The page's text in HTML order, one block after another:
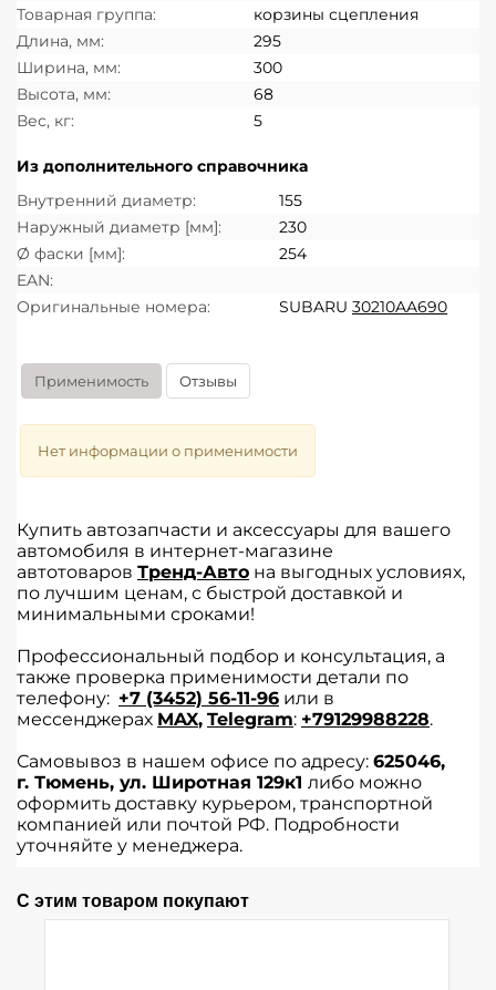
Товарная группа:
корзины сцепления
Длина, мм:
295
Ширина, мм:
300
Высота, мм:
68
Вес, кг:
5
Из дополнительного справочника
Внутренний диаметр:
155
Наружный диаметр [мм]:
230
Ø фаски [мм]:
254
EAN:
Оригинальные номера:
SUBARU 30210AA690
Применимость Отзывы
Нет информации о применимости
Купить автозапчасти и аксессуары для вашего
автомобиля в интернет-магазине
автотоваров Тренд-Авто на выгодных условиях,
по лучшим ценам, с быстрой доставкой и
минимальными сроками!
Профессиональный подбор и консультация, а
также проверка применимости детали по
телефону: +7 (3452) 56-11-96 или в
мессенджерах MAX, Telegram: +79129988228.
Самовывоз в нашем офисе по адресу: 625046,
г. Тюмень, ул. Широтная 129к1 либо можно
оформить доставку курьером, транспортной
компанией или почтой РФ. Подробности
уточняйте у менеджера.
С этим товаром покупают